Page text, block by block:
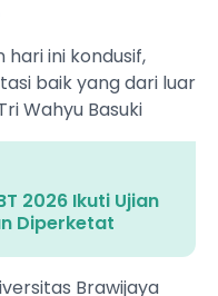
hari ini kondusif,
baik yang dari luar
Wahyu Basuki
2026 Ikuti Ujian
Diperketat
Brawijaya